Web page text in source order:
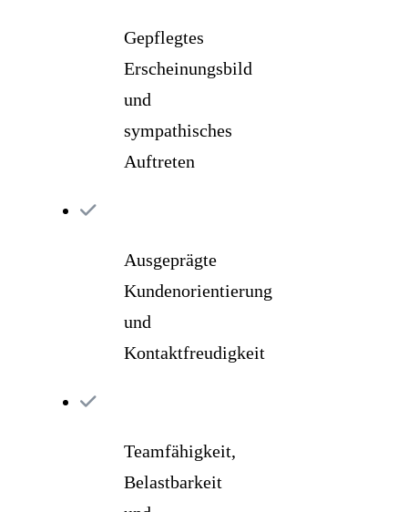
Gepflegtes
Erscheinungsbild
und
sympathisches
Auftreten
Ausgeprägte
Kundenorientierung
und
Kontaktfreudigkeit
Teamfähigkeit,
Belastbarkeit